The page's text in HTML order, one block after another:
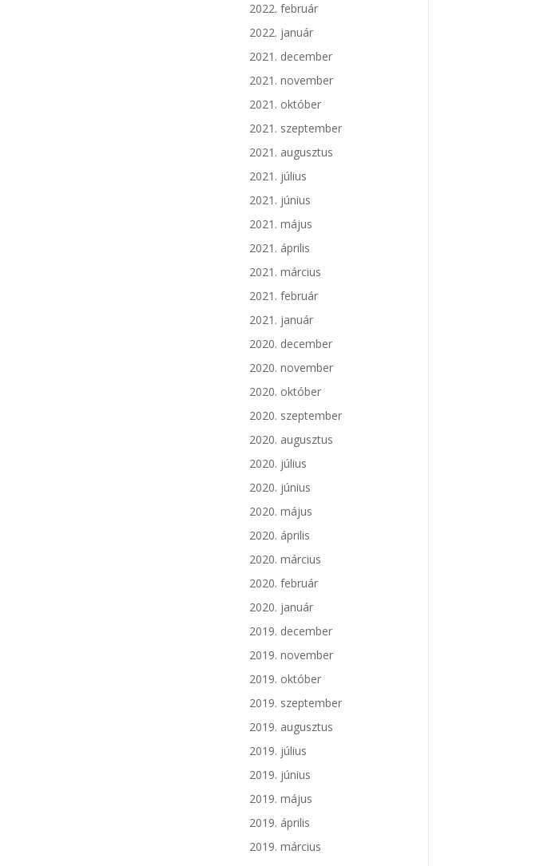
2022. február
2022. január
2021. december
2021. november
2021. október
2021. szeptember
2021. augusztus
2021. július
2021. június
2021. május
2021. április
2021. március
2021. február
2021. január
2020. december
2020. november
2020. október
2020. szeptember
2020. augusztus
2020. július
2020. június
2020. május
2020. április
2020. március
2020. február
2020. január
2019. december
2019. november
2019. október
2019. szeptember
2019. augusztus
2019. július
2019. június
2019. május
2019. április
2019. március